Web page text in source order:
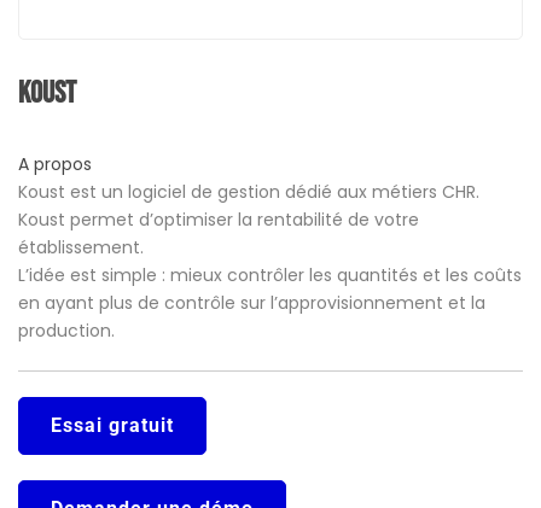
Koust
A propos
Koust est un logiciel de gestion dédié aux métiers CHR.
Koust permet d’optimiser la rentabilité de votre
établissement.
L’idée est simple : mieux contrôler les quantités et les coûts
en ayant plus de contrôle sur l’approvisionnement et la
production.
Essai gratuit